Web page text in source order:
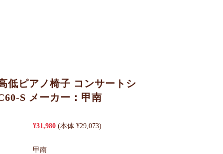
低ピアノ椅子 コンサートシ
S メーカー：甲南
¥31,980 (本体 ¥29,073)
甲南